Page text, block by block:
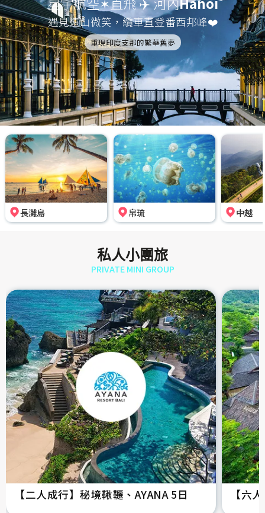
遇見遠山微笑，纜車直登番西邦峰❤️
重現印度支那的繁華舊夢
長灘島 帛琉 中越
私人小團旅
PRIVATE MINI GROUP
【二人成行】秘境鞦韆、AYANA 5日 【六